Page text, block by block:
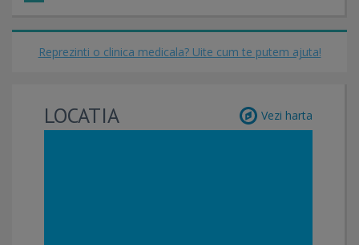
Reprezinti o clinica medicala? Uite cum te putem ajuta!
LOCATIA Vezi harta